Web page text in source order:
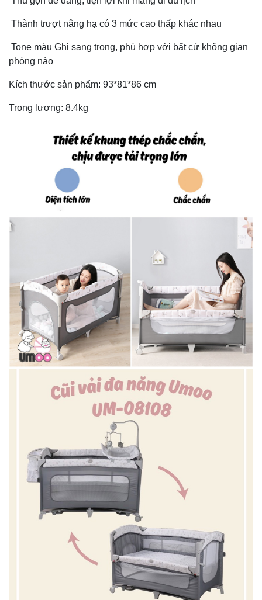
Thành trượt nâng hạ có 3 mức cao thấp khác nhau
Tone màu Ghi sang trọng, phù hợp với bất cứ không gian
phòng nào
Kích thước sản phẩm: 93*81*86 cm
Trọng lượng: 8.4kg